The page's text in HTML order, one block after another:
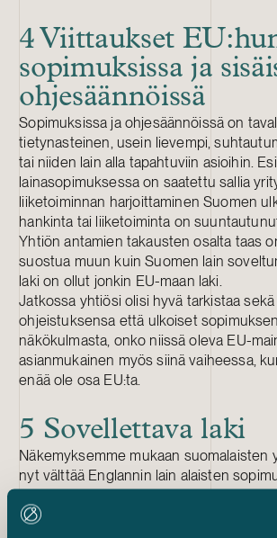
4 Viittaukset
sopimuksissa ja
ohjesäännöissä
Sopimuksissa ja ohjesäännöissä on
tietynasteinen, usein lievempi,
tai niiden lain alla tapahtuviin asioihin.
lainasopimuksessa on saatettu sallia
liiketoiminnan harjoittaminen Suomen
hankinta tai liiketoiminta on
Yhtiön antamien takausten osalta taas
suostua muun kuin Suomen lain
laki on ollut jonkin EU-maan laki.
Jatkossa yhtiösi olisi hyvä tarkistaa
ohjeistuksensa että ulkoiset
näkökulmasta, onko niissä oleva EU-
asianmukainen myös siinä vaiheessa,
enää ole osa EU:ta.
5 Sovellettava laki
Näkemyksemme mukaan suomalaisten
nyt välttää Englannin lain alaisten
Keskipitkän ja pitkän aikavälin riskien
järkevämpää valita sovellettavaksi laiksi